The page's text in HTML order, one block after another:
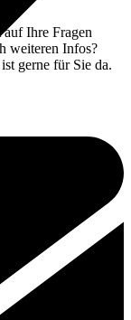
Ihre Fragen
weiteren Infos?
gerne für Sie da.